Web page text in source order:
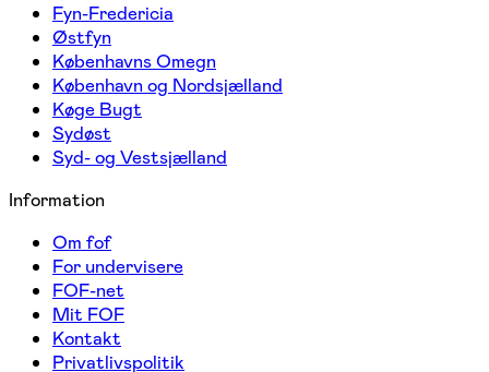
Fyn-Fredericia
Østfyn
Københavns Omegn
København og Nordsjælland
Køge Bugt
Sydøst
Syd- og Vestsjælland
Information
Om fof
For undervisere
FOF-net
Mit FOF
Kontakt
Privatlivspolitik